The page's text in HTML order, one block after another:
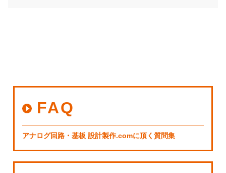
FAQ
アナログ回路・基板 設計製作.comに頂く質問集